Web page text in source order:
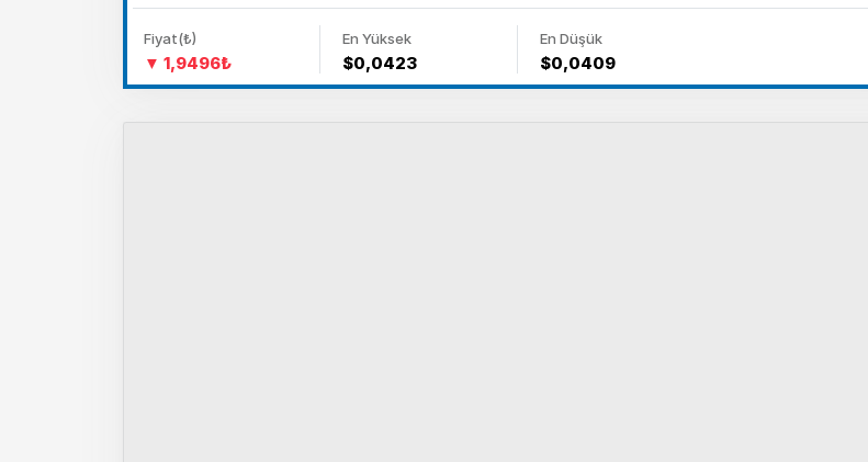
Fiyat(₺)
1,9496₺
En Yüksek
$0,0423
En Düşük
$0,0409